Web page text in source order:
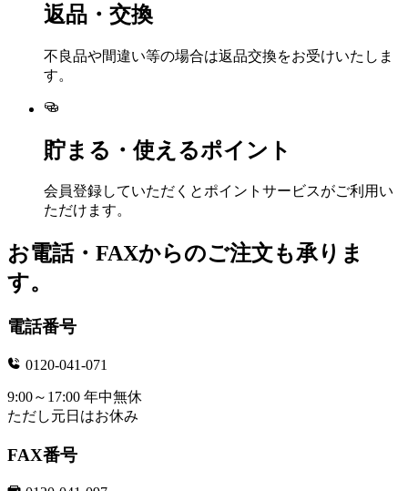
返品・交換
不良品や間違い等の場合は返品交換をお受けいたしま
す。
貯まる・使えるポイント
会員登録していただくとポイントサービスがご利用い
ただけます。
お電話・FAXからのご注文も承りま
す。
電話番号
0120-041-071
9:00～17:00 年中無休
ただし元日はお休み
FAX番号